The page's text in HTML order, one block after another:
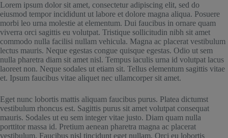
Lorem ipsum dolor sit amet, consectetur adipiscing elit, sed do
eiusmod tempor incididunt ut labore et dolore magna aliqua. Posuere
morbi leo urna molestie at elementum. Dui faucibus in ornare quam
viverra orci sagittis eu volutpat. Tristique sollicitudin nibh sit amet
commodo nulla facilisi nullam vehicula. Magna ac placerat vestibulum
lectus mauris. Neque egestas congue quisque egestas. Odio ut sem
nulla pharetra diam sit amet nisl. Tempus iaculis urna id volutpat lacus
laoreet non. Neque sodales ut etiam sit. Tellus elementum sagittis vitae
et. Ipsum faucibus vitae aliquet nec ullamcorper sit amet.
Eget nunc lobortis mattis aliquam faucibus purus. Platea dictumst
vestibulum rhoncus est. Sagittis purus sit amet volutpat consequat
mauris. Sodales ut eu sem integer vitae justo. Diam quam nulla
porttitor massa id. Pretium aenean pharetra magna ac placerat
vestibulum. Faucibus nisl tincidunt eget nullam. Orci eu lobortis